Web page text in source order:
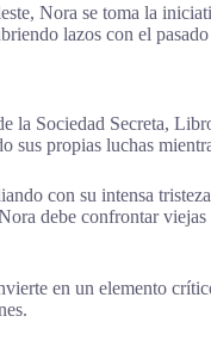
Nora se toma la
lazos con el
la Sociedad Secreta,
propias luchas
con su intensa
debe confrontar
en un elemento